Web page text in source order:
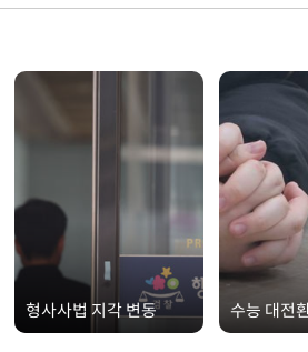
형사사법 지각 변동 수능 대전